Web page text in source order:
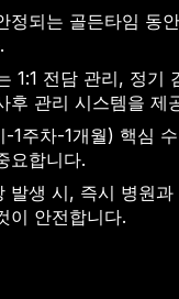
정되는 골든타임 동
1:1 전담 관리, 정기
후 관리 시스템을 제
1주차-1개월) 핵심
요합니다.
발생 시, 즉시 병원과
이 안전합니다.